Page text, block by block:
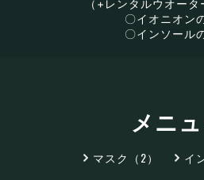
（+レンタルウオータ
〇イオニオン
〇インソール
メニ
マスク（2） イ